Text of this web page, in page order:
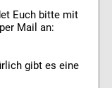
Euch bitte mit
Mail an:
gibt es eine